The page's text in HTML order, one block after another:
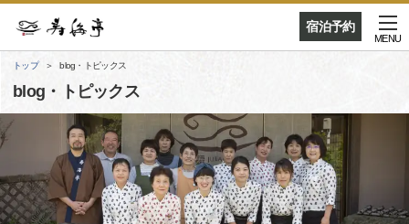
宿泊予約
MENU
トップ blog・トピックス
blog・トピックス